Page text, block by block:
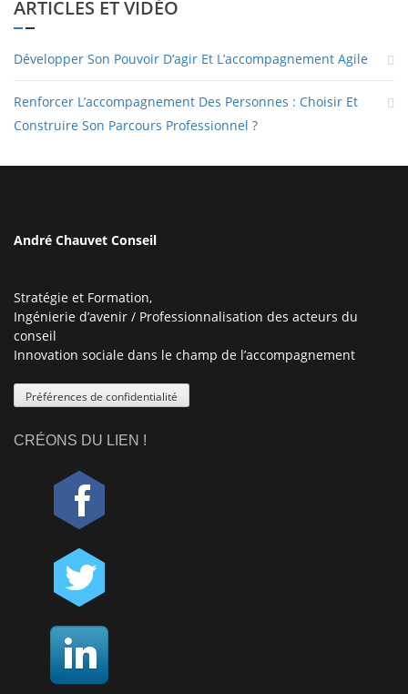
ARTICLES ET VIDÉO
Développer Son Pouvoir D’agir Et L’accompagnement Agile
Renforcer L’accompagnement Des Personnes : Choisir Et
Construire Son Parcours Professionnel ?
André Chauvet Conseil
Stratégie et Formation,
Ingénierie d’avenir / Professionnalisation des acteurs du
conseil
Innovation sociale dans le champ de l’accompagnement
Préférences de confidentialité
CRÉONS DU LIEN !